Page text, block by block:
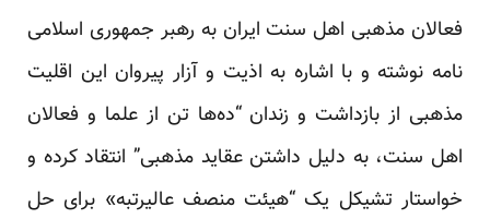
فعالان مذهبی اهل سنت ایران به رهبر جمهوری اسلامی
نامه نوشته و با اشاره به اذیت و آزار پیروان این اقلیت
مذهبی از بازداشت و زندان “ده‌ها تن از علما و فعالان
اهل سنت، به دلیل داشتن عقاید مذهبی” انتقاد کرده و
خواستار تشیکل یک “هیئت منصف عالیرتبه» برای حل